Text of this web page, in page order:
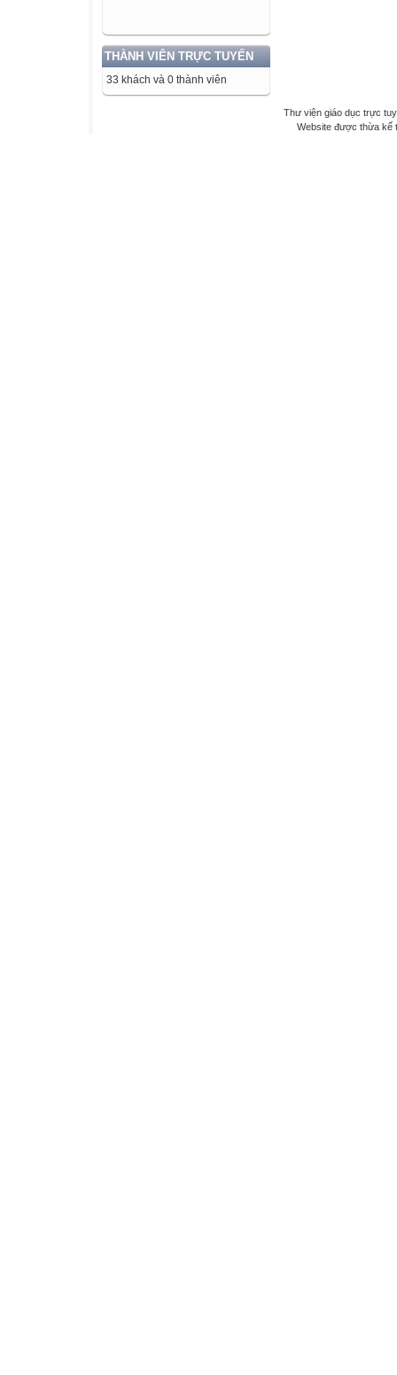
THÀNH VIÊN TRỰC TUYẾN
33 khách và 0 thành viên
Thư viện giáo dục trực
Website được thừa kế